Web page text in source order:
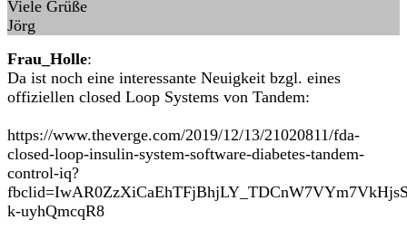
Viele Grüße
Jörg
Frau_Holle:
Da ist noch eine interessante Neuigkeit bzgl. eines
offiziellen closed Loop Systems von Tandem:
https://www.theverge.com/2019/12/13/21020811/fda-
closed-loop-insulin-system-software-diabetes-tandem-
control-iq?
k-uyhQmcqR8